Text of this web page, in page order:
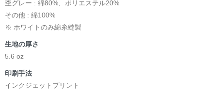
杢グレー : 綿80%、ポリエステル20%
その他 : 綿100%
※ ホワイトのみ綿糸縫製
生地の厚さ
5.6 oz
印刷手法
インクジェットプリント